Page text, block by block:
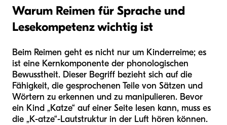
Warum Reimen für Sprache und
Lesekompetenz wichtig ist
Beim Reimen geht es nicht nur um Kinderreime; es
ist eine Kernkomponente der phonologischen
Bewusstheit. Dieser Begriff bezieht sich auf die
Fähigkeit, die gesprochenen Teile von Sätzen und
Wörtern zu erkennen und zu manipulieren. Bevor
ein Kind „Katze“ auf einer Seite lesen kann, muss es
die „K-atze“-Lautstruktur in der Luft hören können.